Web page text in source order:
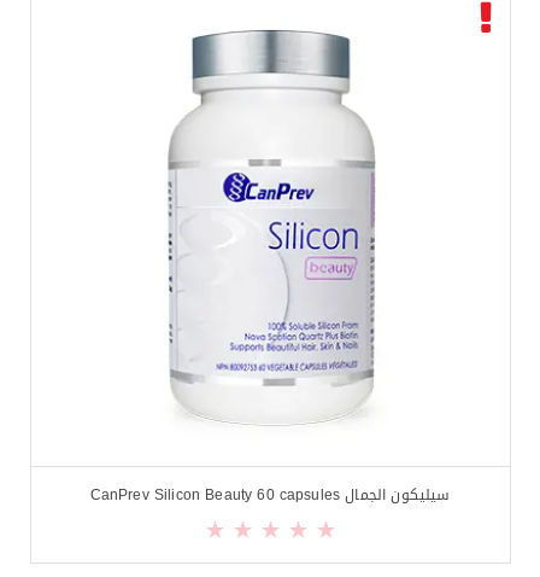
سيليكون الجمال CanPrev Silicon Beauty 60 capsules